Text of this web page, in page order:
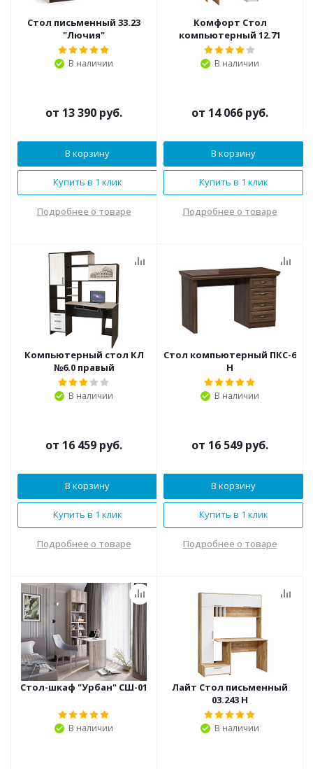
Стол письменный 33.23
"Лючия"
В наличии
от 13 390 руб.
В корзину
Купить в 1 клик
Подробнее о товаре
Комфорт Стол
компьютерный 12.71
В наличии
от 14 066 руб.
В корзину
Купить в 1 клик
Подробнее о товаре
Компьютерный стол КЛ
№6.0 правый
В наличии
от 16 459 руб.
В корзину
Купить в 1 клик
Подробнее о товаре
Стол компьютерный ПКС-6
Н
В наличии
от 16 549 руб.
В корзину
Купить в 1 клик
Подробнее о товаре
Стол-шкаф "Урбан" СШ-01
В наличии
Лайт Стол письменный
03.243 Н
В наличии